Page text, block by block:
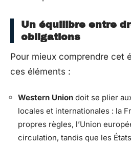
Un équilibre entre
obligations
Pour mieux comprendre cet
ces éléments :
Western Union doit se plier
locales et internationales : la
propres règles, l’Union
circulation, tandis que les